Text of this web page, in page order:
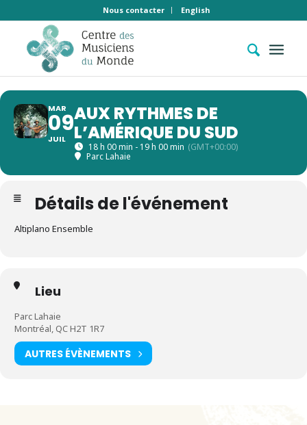
Nous contacter English
MAR
09
JUIL
AUX RYTHMES DE
L’AMÉRIQUE DU SUD
18 h 00 min - 19 h 00 min (GMT+00:00)
Parc Lahaie
Détails de l'événement
Altiplano Ensemble
Lieu
Parc Lahaie
Montréal, QC H2T 1R7
AUTRES ÉVÈNEMENTS